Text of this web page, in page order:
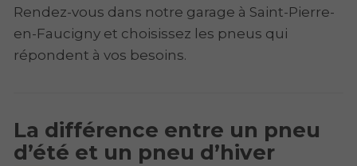
Rendez-vous dans notre garage à Saint-Pierre-
en-Faucigny et choisissez les pneus qui
répondent à vos besoins.
La différence entre un pneu
d’été et un pneu d’hiver